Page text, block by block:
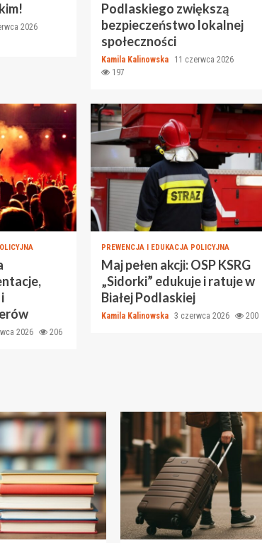
2026
Podlaskiego zwiększą
bezpieczeństwo lokalnej
społeczności
Kamila Kalinowska
11 czerwca 2026
197
2026 206
PREWENCJA I EDUKACJA POLICYJNA
Maj pełen akcji: OSP KSRG
„Sidorki” edukuje i ratuje w
Białej Podlaskiej
Kamila Kalinowska 3 czerwca 2026 200